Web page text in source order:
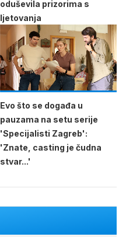
oduševila prizorima s
ljetovanja
Evo što se događa u
pauzama na setu serije
'Specijalisti Zagreb':
'Znate, casting je čudna
stvar...'